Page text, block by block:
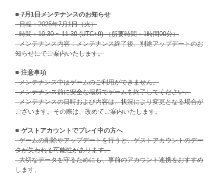
■ 7月1日メンテナンスのお知らせ
- 日程：2025年7月1日（火）
- 時間：10:30 ~ 11:30 (UTC+9) （所要時間：1時間00分）
- メンテナンス内容：メンテナンス終了後、別途アップデートのお
知らせにてご案内いたします。
■ 注意事項
- メンテナンス中はゲームのご利用ができません。
- メンテナンス前に安全な場所でゲームを終了してください。
- メンテナンスの日時および内容は、状況により変更となる場合が
ございます。その際は、改めてご案内いたします。
■ ゲストアカウントでプレイ中の方へ
- ゲームの削除やアップデートを行うと、ゲストアカウントのデー
タが失われる可能性があります。
- 大切なデータを守るためにも、事前のアカウント連携をおすすめ
します。